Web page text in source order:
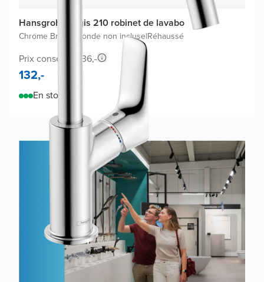
Hansgrohe Logis 210 robinet de lavabo
Chrome Brillant Bonde non incluse|Réhaussé
Prix conseillé 236,-
132,-
En stock